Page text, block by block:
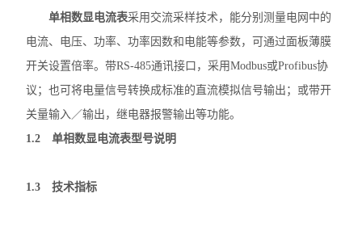
电动机保护器
数据采集传输仪
防逆流检测仪表
母线测温监控模块
单相数显电流表采用交流采样技术，能分别测量电网中的
电流、电压、功率、功率因数和电能等参数，可通过面板薄膜
开关设置倍率。带RS-485通讯接口，采用Modbus或Profibus协
议；也可将电量信号转换成标准的直流模拟信号输出；或带开
关量输入／输出，继电器报警输出等功能。
1.2单相数显电流表型号说明
1.3 技术指标